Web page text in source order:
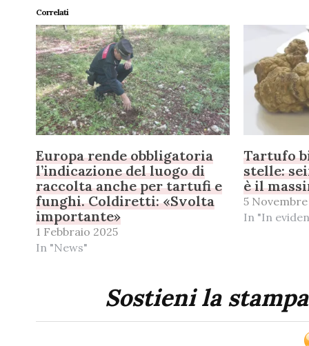
Correlati
Europa rende obbligatoria
l’indicazione del luogo di
raccolta anche per tartufi e
funghi. Coldiretti: «Svolta
importante»
1 Febbraio 2025
In "News"
Tartufo
stelle:
è il
5 Novembre
In "In
Sostieni la